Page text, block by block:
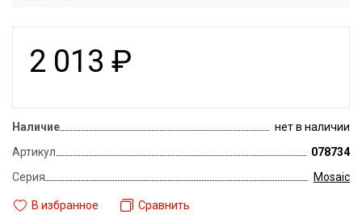
2 013 ₽
Наличие
нет в наличии
Артикул
078734
Серия
Mosaic
В избранное Сравнить